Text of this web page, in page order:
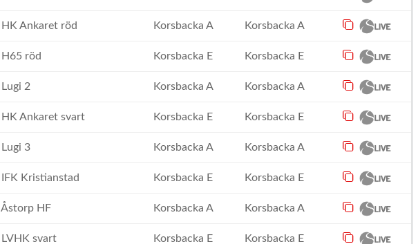
HK Ankaret röd Korsbacka A Korsbacka A
H65 röd Korsbacka E Korsbacka E
Lugi 2 Korsbacka A Korsbacka A
HK Ankaret svart Korsbacka E Korsbacka E
Lugi 3 Korsbacka A Korsbacka A
IFK Kristianstad Korsbacka E Korsbacka E
Åstorp HF Korsbacka A Korsbacka A
LVHK svart Korsbacka E Korsbacka E